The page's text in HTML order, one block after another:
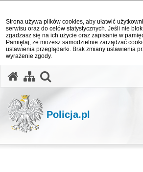
Strona używa plików cookies, aby ułatwić
serwisu oraz do celów statystycznych. Jeśli nie
zgadzasz się na ich użycie oraz zapisanie w
Pamiętaj, że możesz samodzielnie zarządzać
ustawienia przeglądarki. Brak zmiany ustawienia
wyrażenie zgody.
Policja.pl